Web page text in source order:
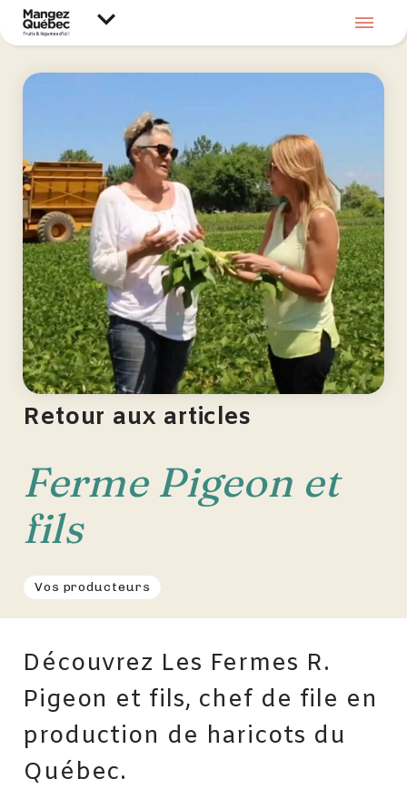
Retour aux articles
Ferme Pigeon et
fils
Vos producteurs
Découvrez Les Fermes R.
Pigeon et fils, chef de file en
production de haricots du
Québec.